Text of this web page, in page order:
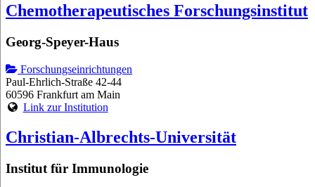
Chemotherapeutisches Forschungsinstitut
Georg-Speyer-Haus
Forschungseinrichtungen
Paul-Ehrlich-Straße 42-44
60596 Frankfurt am Main
Link zur Institution
Christian-Albrechts-Universität
Institut für Immunologie